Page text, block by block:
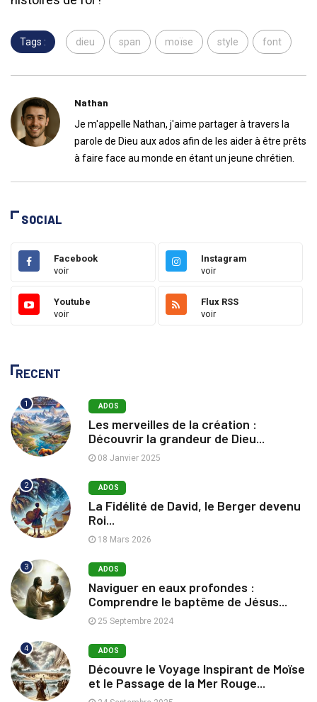
Tags : dieu span moïse style font
Nathan
Je m'appelle Nathan, j'aime partager à travers la
parole de Dieu aux ados afin de les aider à être prêts
à faire face au monde en étant un jeune chrétien.
SOCIAL
Facebook
voir
Instagram
voir
Youtube
voir
Flux RSS
voir
RECENT
1 ADOS
Les merveilles de la création :
Découvrir la grandeur de Dieu...
08 Janvier 2025
2 ADOS
La Fidélité de David, le Berger devenu
Roi...
18 Mars 2026
3 ADOS
Naviguer en eaux profondes :
Comprendre le baptême de Jésus...
25 Septembre 2024
4 ADOS
Découvre le Voyage Inspirant de Moïse
et le Passage de la Mer Rouge...